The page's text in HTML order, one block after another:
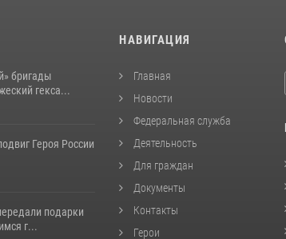
бригады
гекса...
Героя России
подарки
г...
НАВИГАЦИЯ
Главная
Новости
Федеральная служба
Деятельность
Для граждан
Документы
Контакты
Герои